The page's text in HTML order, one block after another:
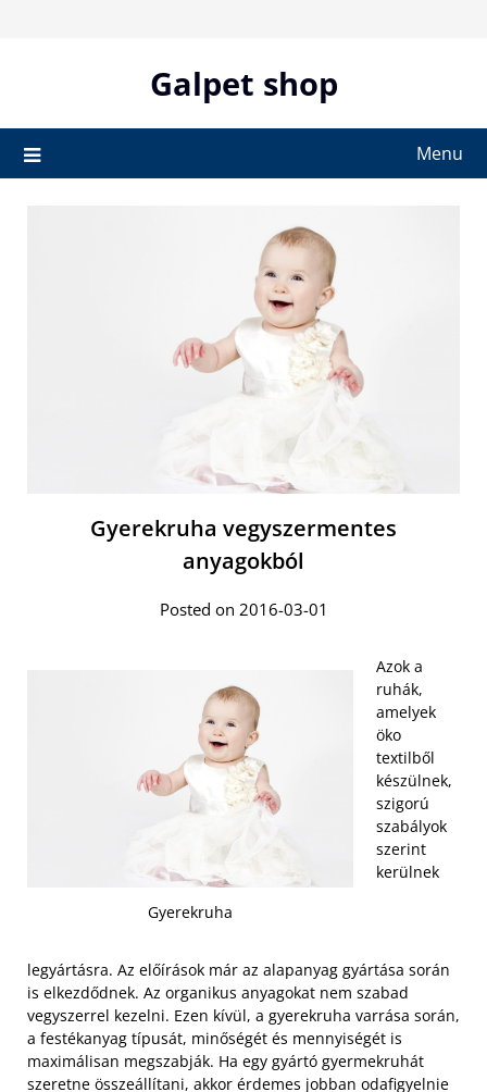
Galpet shop
Menu
Gyerekruha vegyszermentes
anyagokból
Posted on 2016-03-01
Gyerekruha
Azok a
ruhák,
amelyek
öko
textilből
készülnek,
szigorú
szabályok
szerint
kerülnek
legyártásra. Az előírások már az alapanyag gyártása során
is elkezdődnek. Az organikus anyagokat nem szabad
vegyszerrel kezelni. Ezen kívül, a gyerekruha varrása során,
a festékanyag típusát, minőségét és mennyiségét is
maximálisan megszabják. Ha egy gyártó gyermekruhát
szeretne összeállítani, akkor érdemes jobban odafigyelnie